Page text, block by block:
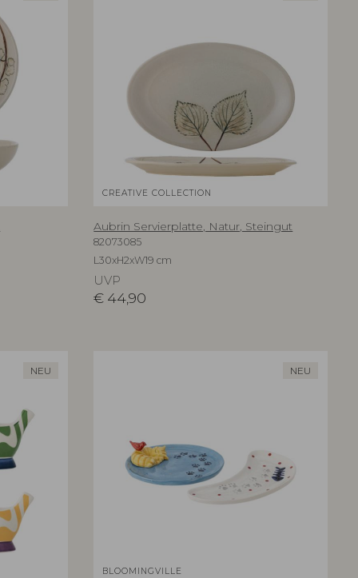
CREATIVE COLLECTION
Aubrin Servierplatte, Natur, Steingut
82073085
L30xH2xW19 cm
UVP
€ 44,90
NEU NEU
BLOOMINGVILLE